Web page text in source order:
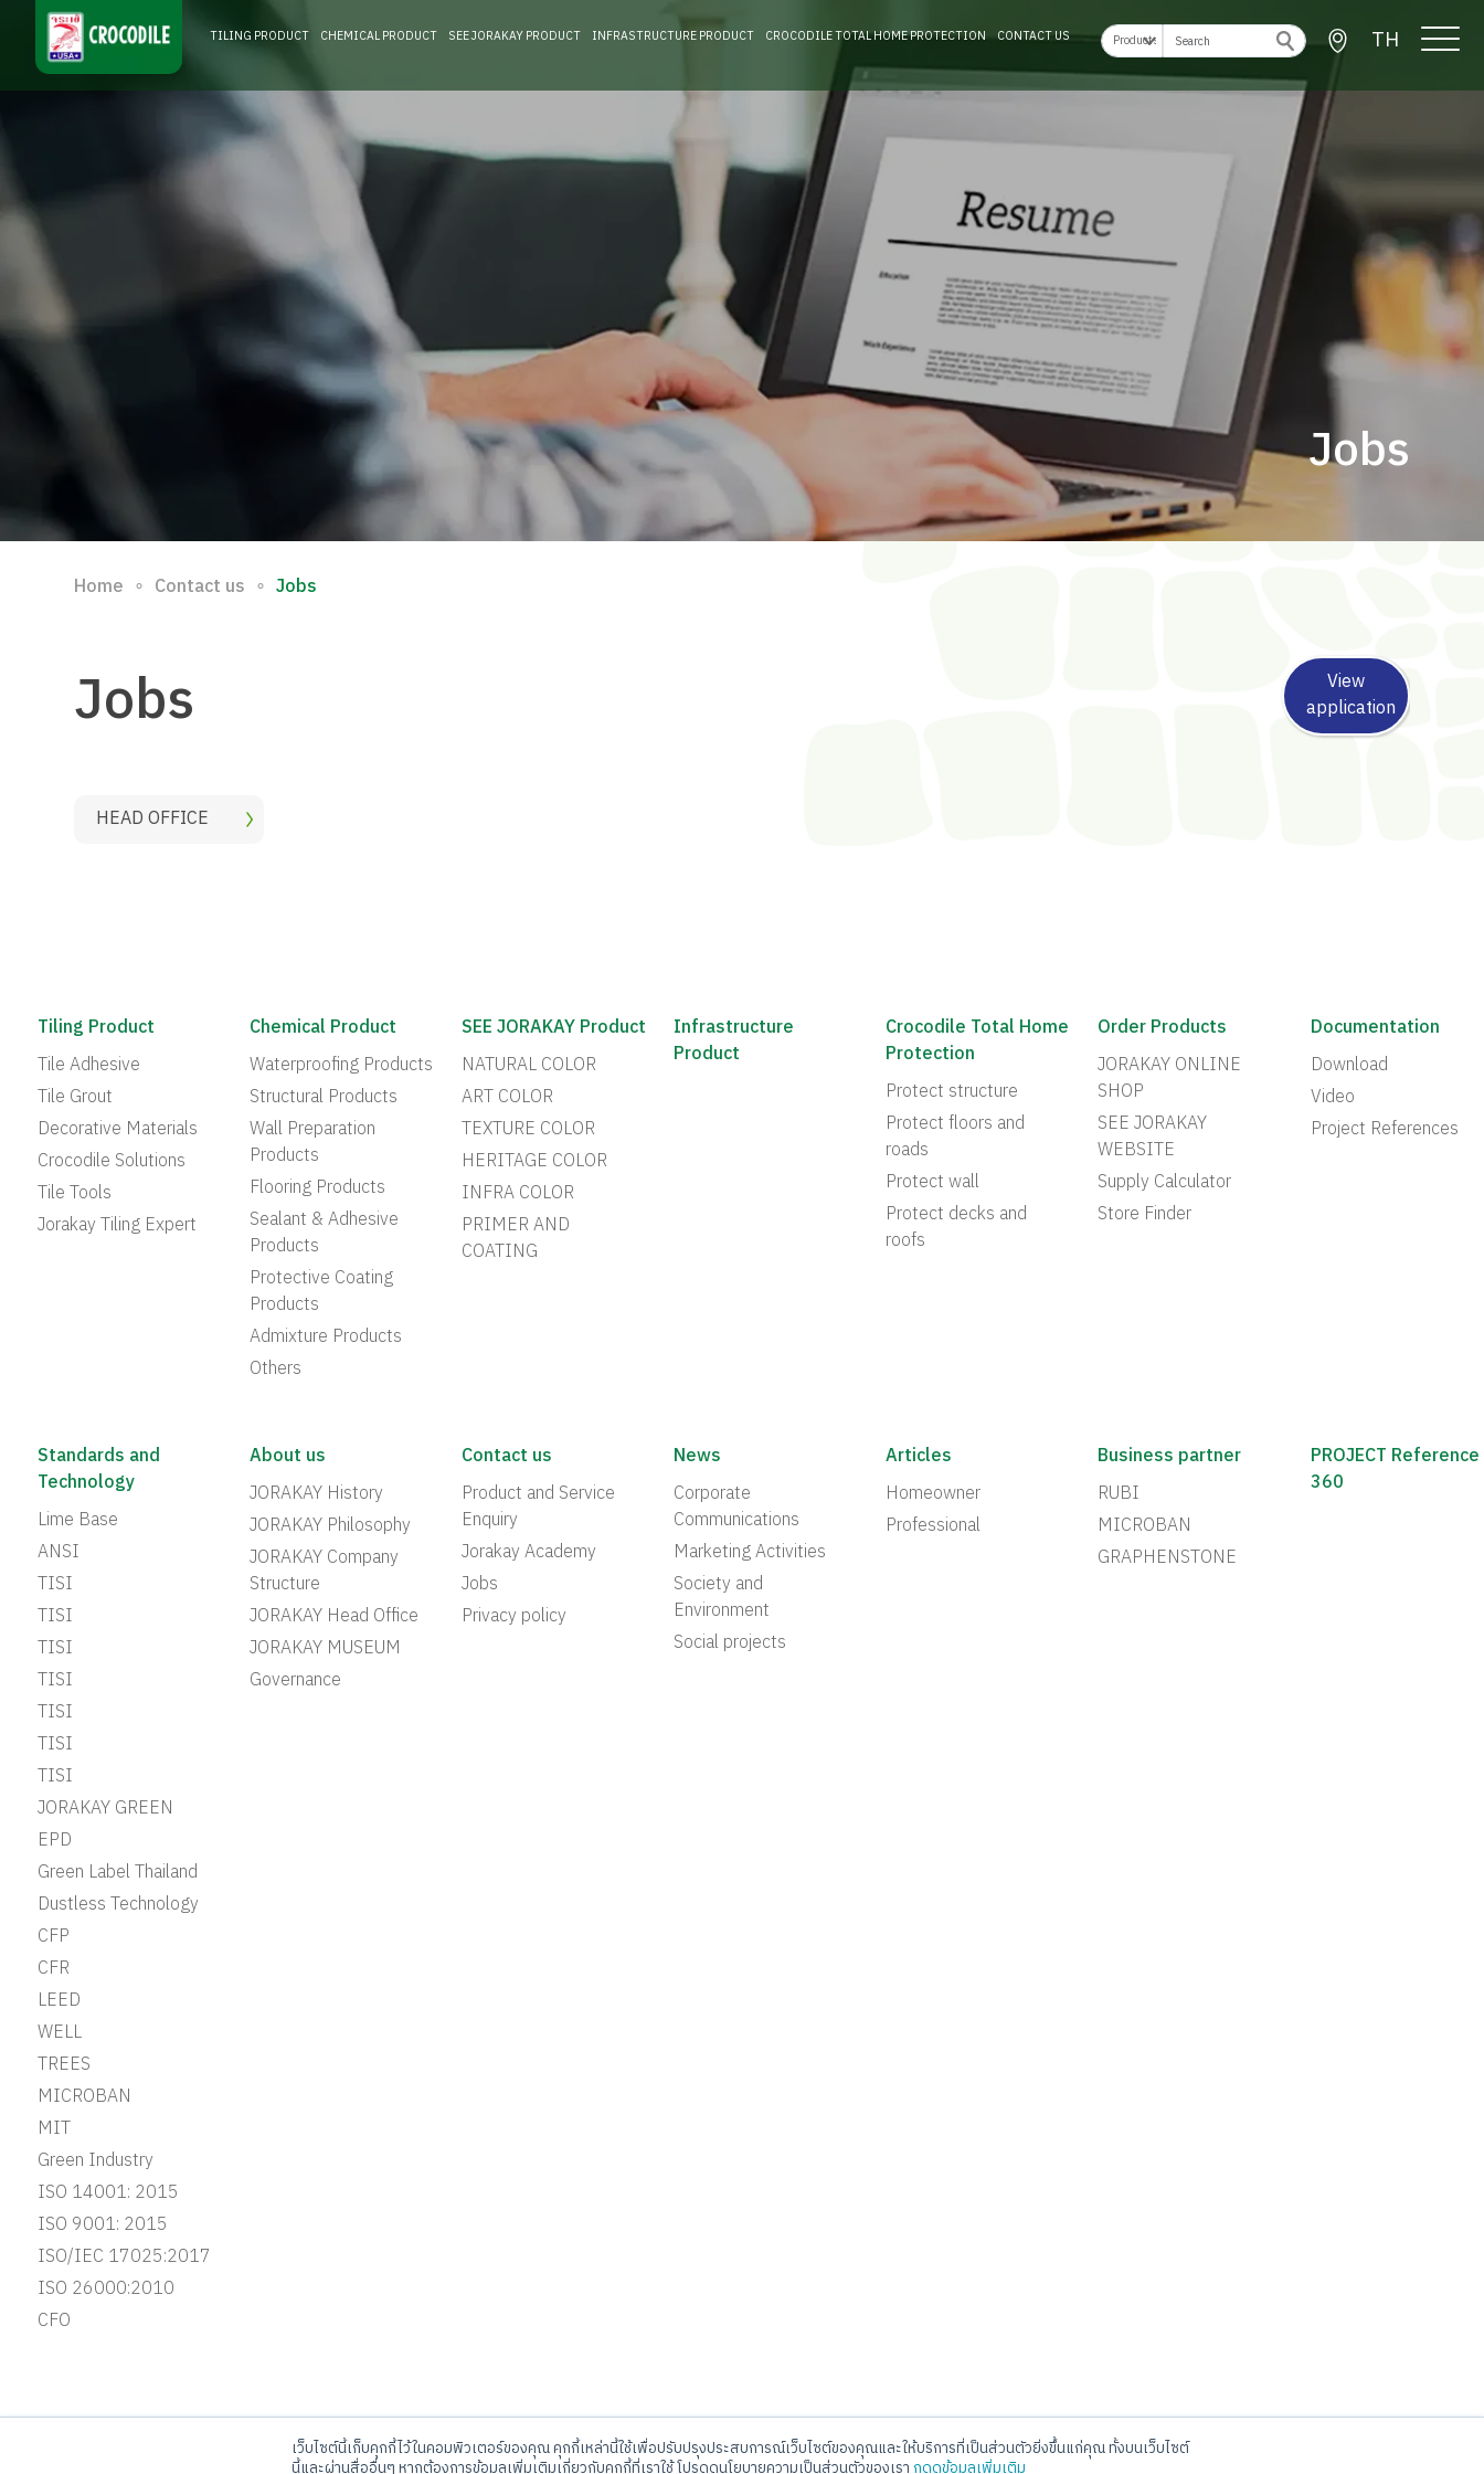
เว็บไซต์นี้เก็บคุกกี้ไว้ในคอมพิวเตอร์ของคุณ คุกกี้เหล่านี้ใช้เพื่อปรับปรุงประสบการณ์เว็บไซต์ของคุณและให้บริการที่เป็นส่วนตัวยิ่งขึ้นแก่คุณ ทั้งบนเว็บไซต์
นี้และผ่านสื่ออื่นๆ หากต้องการข้อมูลเพิ่มเติมเกี่ยวกับคุกกี้ที่เราใช้ โปรดดูนโยบายความเป็นส่วนตัวของเรากดดูข้อมูลเพิ่มเติม
TILING PRODUCT CHEMICAL PRODUCT SEE JORAKAY PRODUCT INFRASTRUCTURE PRODUCT CROCODILE TOTAL HOME PROTECTION CONTACT US TH
Jobs
Home ∘ Contact us ∘ Jobs
Jobs
View
application
HEAD OFFICE
Tiling Product
Tile Adhesive
Tile Grout
Decorative Materials
Crocodile Solutions
Tile Tools
Jorakay Tiling Expert
Chemical Product
Waterproofing Products
Structural Products
Wall Preparation
Products
Flooring Products
Sealant & Adhesive
Products
Protective Coating
Products
Admixture Products
Others
SEE JORAKAY Product
NATURAL COLOR
ART COLOR
TEXTURE COLOR
HERITAGE COLOR
INFRA COLOR
PRIMER AND
COATING
Infrastructure
Product
Crocodile Total Home
Protection
Protect structure
Protect floors and
roads
Protect wall
Protect decks and
roofs
Order Products
JORAKAY ONLINE
SHOP
SEE JORAKAY
WEBSITE
Supply Calculator
Store Finder
Documentation
Download
Video
Project References
Standards and
Technology
Lime Base
ANSI
TISI
TISI
TISI
TISI
TISI
TISI
TISI
JORAKAY GREEN
EPD
Green Label Thailand
Dustless Technology
CFP
CFR
LEED
WELL
TREES
MICROBAN
MIT
Green Industry
ISO 14001: 2015
ISO 9001: 2015
ISO/IEC 17025:2017
ISO 26000:2010
CFO
About us
JORAKAY History
JORAKAY Philosophy
JORAKAY Company
Structure
JORAKAY Head Office
JORAKAY MUSEUM
Governance
Contact us
Product and Service
Enquiry
Jorakay Academy
Jobs
Privacy policy
News
Corporate
Communications
Marketing Activities
Society and
Environment
Social projects
Articles
Homeowner
Professional
Business partner
RUBI
MICROBAN
GRAPHENSTONE
PROJECT Reference
360
JORAKAY CORPORATION CO.,LTD Call Center E-mail